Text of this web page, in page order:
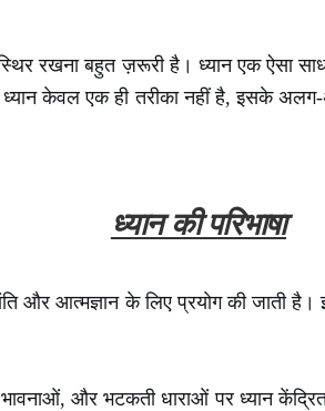
रखना बहुत ज़रूरी है। ध्यान एक ऐसा
ध्यान केवल एक ही तरीका नहीं है, इसके
ध्यान की परिभाषा
और आत्मज्ञान के लिए प्रयोग की जाती
भावनाओं, और भटकती धाराओं पर ध्यान